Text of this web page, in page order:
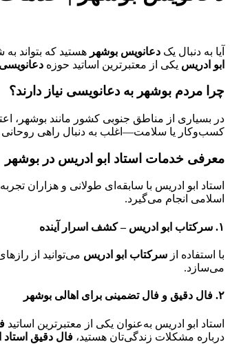
آیا به دنبال یک دعانویس بوشهر هستید که بتواند
ابو ادریس یکی از معتبرترین اساتید حوزه
چرا مردم بوشهر به دعانویسی نیاز دارند؟
در بسیاری از مناطق جنوبی کشور مانند بوشهر،
کسب‌وکار یا سلامت—اغلب به دنبال راهی
معرفی خدمات استاد ابو ادریس در بوشهر
استاد ابو ادریس با سابقه‌ای طولانی و هزاران
اسلامی انجام می‌گیرد.
۱. سرکتاب ابو ادریس – کشف اسرار آینده
با استفاده از سرکتاب ابو ادریس می‌توانید از
می‌سازد.
۲. فال دقیق و فال تضمینی برای اهالی بوشهر
استاد ابو ادریس به‌عنوان یکی از معتبرترین اساتید
درباره مشکلات زندگی‌تان هستید، فال دقیق استاد